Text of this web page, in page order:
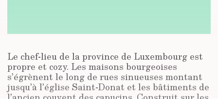
Le chef-lieu de la province de Luxembourg est
propre et cozy. Les maisons bourgeoises
s’égrènent le long de rues sinueuses montant
jusqu’à l’église Saint-Donat et les bâtiments de